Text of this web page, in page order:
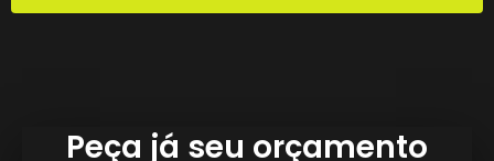
Peça já seu orçamento